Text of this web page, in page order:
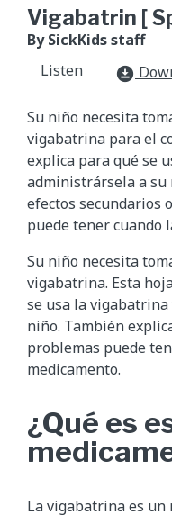
Vigabatrin [
By SickKids staff
Listen
download_for_offline
Su niño necesita
vigabatrina para el
explica para qué se
administrársela a su
efectos secundarios
puede tener cuando
Su niño necesita
vigabatrina. Esta
se usa la
niño. También
problemas puede
medicamento.
¿Qué es
La vigabatrina es un